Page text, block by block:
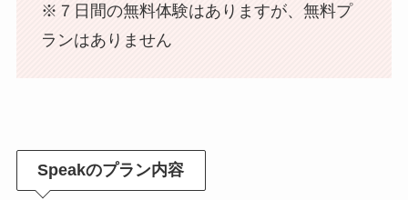
※７日間の無料体験はありますが、無料プ
ランはありません
Speakのプラン内容